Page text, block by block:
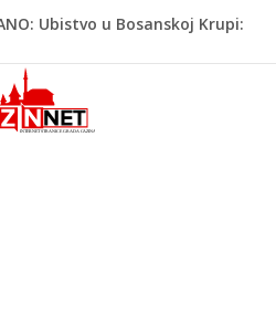
Ubistvo u Bosanskoj Krupi:
uhapšen
neće u Mostar: Žestoko
rukovodstvo FK Sarajevo